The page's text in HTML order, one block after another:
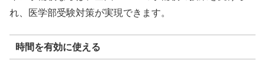
れ、医学部受験対策が実現できます。
時間を有効に使える